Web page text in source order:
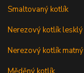
Smaltovaný kotlík
Nerezový kotlík lesklý
Nerezový kotlík matný